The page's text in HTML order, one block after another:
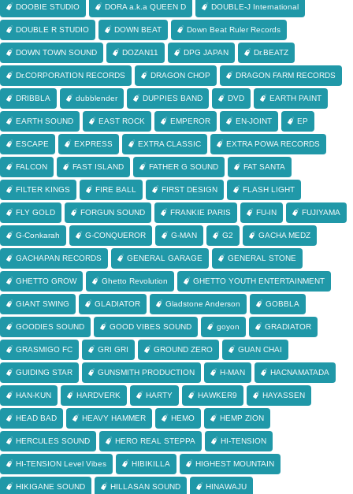
DOOBIE STUDIO DORA a.k.a QUEEN D DOUBLE-J International
DOUBLE R STUDIO DOWN BEAT Down Beat Ruler Records
DOWN TOWN SOUND DOZAN11 DPG JAPAN Dr.BEATZ
Dr.CORPORATION RECORDS DRAGON CHOP DRAGON FARM RECORDS
DRIBBLA dubblender DUPPIES BAND DVD EARTH PAINT
EARTH SOUND EAST ROCK EMPEROR EN-JOINT EP
ESCAPE EXPRESS EXTRA CLASSIC EXTRA POWA RECORDS
FALCON FAST ISLAND FATHER G SOUND FAT SANTA
FILTER KINGS FIRE BALL FIRST DESIGN FLASH LIGHT
FLY GOLD FORGUN SOUND FRANKIE PARIS FU-IN FUJIYAMA
G-Conkarah G-CONQUEROR G-MAN G2 GACHA MEDZ
GACHAPAN RECORDS GENERAL GARAGE GENERAL STONE
GHETTO GROW Ghetto Revolution GHETTO YOUTH ENTERTAINMENT
GIANT SWING GLADIATOR Gladstone Anderson GOBBLA
GOODIES SOUND GOOD VIBES SOUND goyon GRADIATOR
GRASMIGO FC GRI GRI GROUND ZERO GUAN CHAI
GUIDING STAR GUNSMITH PRODUCTION H-MAN HACNAMATADA
HAN-KUN HARDVERK HARTY HAWKER9 HAYASSEN
HEAD BAD HEAVY HAMMER HEMO HEMP ZION
HERCULES SOUND HERO REAL STEPPA HI-TENSION
HI-TENSION Level Vibes HIBIKILLA HIGHEST MOUNTAIN
HIKIGANE SOUND HILLASAN SOUND HINAWAJU